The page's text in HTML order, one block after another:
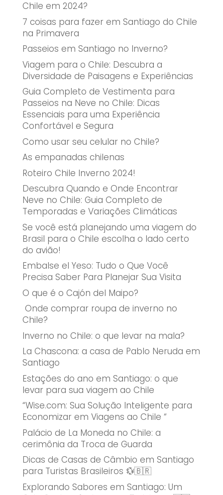
Chile em 2024?
7 coisas para fazer em Santiago do Chile
na Primavera
Passeios em Santiago no Inverno?
Viagem para o Chile: Descubra a
Diversidade de Paisagens e Experiências
Guia Completo de Vestimenta para
Passeios na Neve no Chile: Dicas
Essenciais para uma Experiência
Confortável e Segura
Como usar seu celular no Chile?
As empanadas chilenas
Roteiro Chile Inverno 2024!
Descubra Quando e Onde Encontrar
Neve no Chile: Guia Completo de
Temporadas e Variações Climáticas
Se você está planejando uma viagem do
Brasil para o Chile escolha o lado certo
do avião!
Embalse el Yeso: Tudo o Que Você
Precisa Saber Para Planejar Sua Visita
O que é o Cajón del Maipo?
Onde comprar roupa de inverno no
Chile?
Inverno no Chile: o que levar na mala?
La Chascona: a casa de Pablo Neruda em
Santiago
Estações do ano em Santiago: o que
levar para sua viagem ao Chile
“Wise.com: Sua Solução Inteligente para
Economizar em Viagens ao Chile “
Palácio de La Moneda no Chile: a
cerimônia da Troca de Guarda
Dicas de Casas de Câmbio em Santiago
para Turistas Brasileiros 💱🇧🇷
Explorando Sabores em Santiago: Um